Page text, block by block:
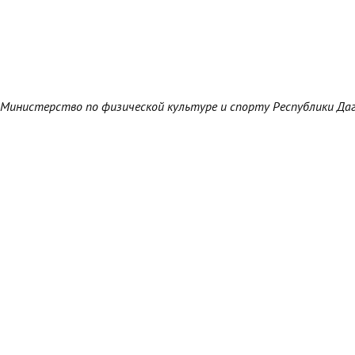
Министерство по физической культуре и спорту Республики